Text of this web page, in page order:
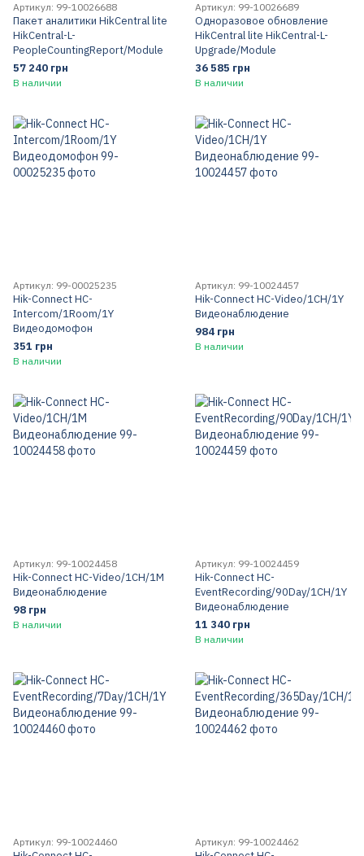
Артикул: 99-10026688
Пакет аналитики HikCentral lite
HikCentral-L-
PeopleCountingReport/Module
57 240 грн
В наличии
Артикул: 99-10026689
Одноразовое обновление
HikCentral lite HikCentral-L-
Upgrade/Module
36 585 грн
В наличии
Артикул: 99-00025235
Hik-Connect HC-
Intercom/1Room/1Y
Видеодомофон
351 грн
В наличии
Артикул: 99-10024457
Hik-Connect HC-Video/1CH/1Y
Видеонаблюдение
984 грн
В наличии
Артикул: 99-10024458
Hik-Connect HC-Video/1CH/1M
Видеонаблюдение
98 грн
В наличии
Артикул: 99-10024459
Hik-Connect HC-
EventRecording/90Day/1CH/1Y
Видеонаблюдение
11 340 грн
В наличии
Артикул: 99-10024460 Артикул: 99-10024462